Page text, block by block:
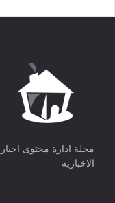
مجلة ادارة محتوى
الاخبارية